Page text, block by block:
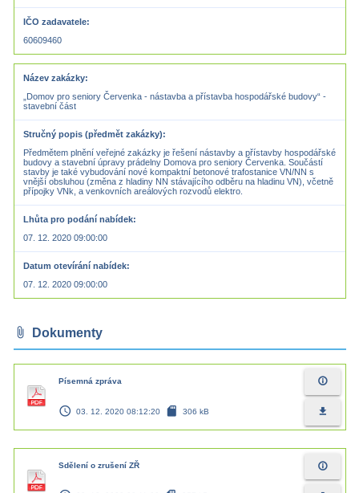
IČO zadavatele
60609460
Název zakázky
„Domov pro seniory Červenka - nástavba a přístavba hospodářské budovy“ -
stavební část
Stručný popis (předmět zakázky)
Předmětem plnění veřejné zakázky je řešení nástavby a přístavby hospodářské
budovy a stavební úpravy prádelny Domova pro seniory Červenka. Součástí
stavby je také vybudování nové kompaktní betonové trafostanice VN/NN s
vnější obsluhou (změna z hladiny NN stávajícího odběru na hladinu VN), včetně
Lhůta pro podání nabídek
07. 12. 2020 09:00:00
Datum otevírání nabídek
07. 12. 2020 09:00:00
attach_file Dokumenty
Písemná zpráva
access_time 03. 12. 2020 08:12:20 sd_card 306 kB
info_outline
file_download
Sdělení o zrušení ZŘ info_outline